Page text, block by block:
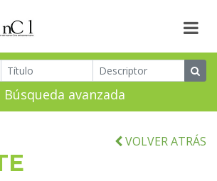
Búsqueda avanzada
VOLVER ATRÁS